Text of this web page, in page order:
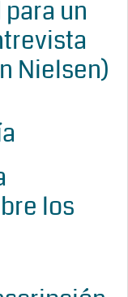
un
Nielsen)
los